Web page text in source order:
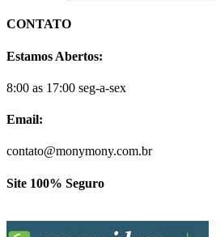
CONTATO
Estamos Abertos:
8:00 as 17:00 seg-a-sex
Email:
contato@monymony.com.br
Site 100% Seguro